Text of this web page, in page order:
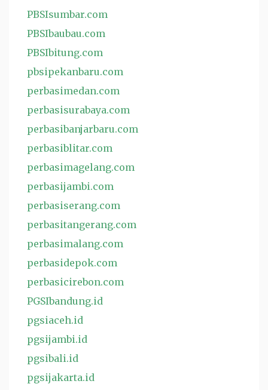
PBSIsumbar.com
PBSIbaubau.com
PBSIbitung.com
pbsipekanbaru.com
perbasimedan.com
perbasisurabaya.com
perbasibanjarbaru.com
perbasiblitar.com
perbasimagelang.com
perbasijambi.com
perbasiserang.com
perbasitangerang.com
perbasimalang.com
perbasidepok.com
perbasicirebon.com
PGSIbandung.id
pgsiaceh.id
pgsijambi.id
pgsibali.id
pgsijakarta.id